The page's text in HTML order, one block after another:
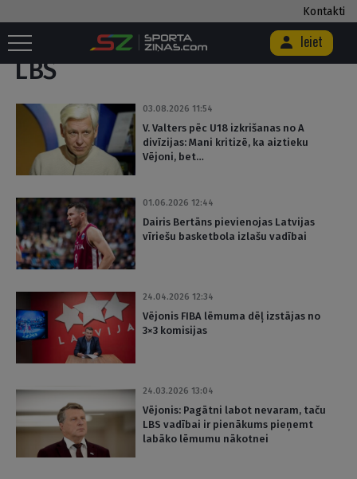
Kontakti
Ieiet
Sākums Birka "LBS"
LBS
03.08.2026 11:54
V. Valters pēc U18 izkrišanas no A
divīzijas: Mani kritizē, ka aiztieku
Vējoni, bet…
01.06.2026 12:44
Dairis Bertāns pievienojas Latvijas
vīriešu basketbola izlašu vadībai
24.04.2026 12:34
Vējonis FIBA lēmuma dēļ izstājas no
3×3 komisijas
24.03.2026 13:04
Vējonis: Pagātni labot nevaram, taču
LBS vadībai ir pienākums pieņemt
labāko lēmumu nākotnei